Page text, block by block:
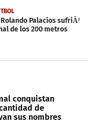
Palacios sufriÃ³
de los 200 metros
conquistan
de
sus nombres